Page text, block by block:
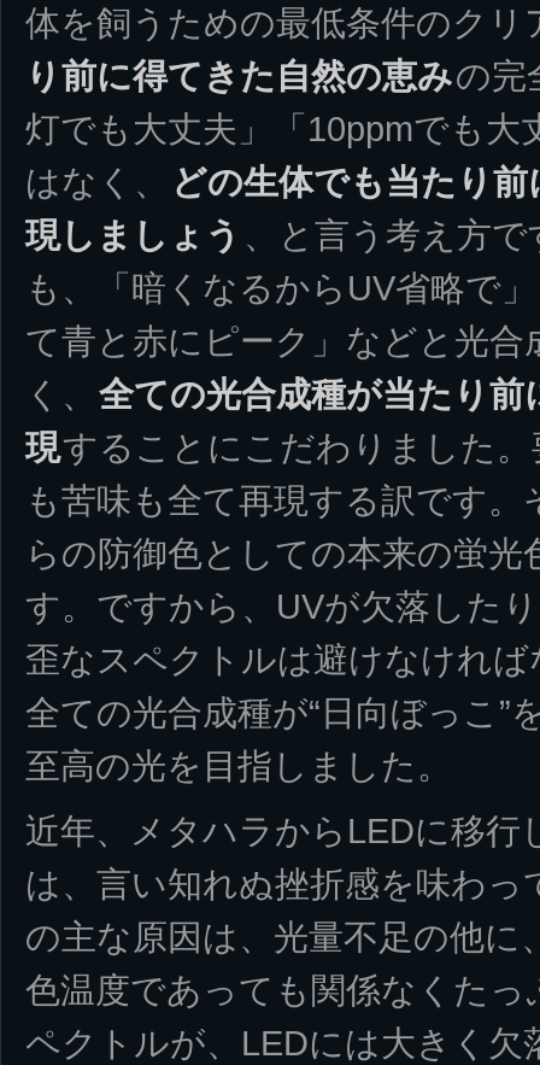
体を飼うための最低条件のクリ
り前に得てきた自然の恵みの完
灯でも大丈夫」「10ppmでも大
はなく、
どの生体でも当たり
現しましょう 、と言う考え方
も、「暗くなるからUV省略で
て青と赤にピーク」などと光
く、 全ての光合成種が当たり
現することにこだわりました
も苦味も全て再現する訳です
らの防御色としての本来の蛍
す。ですから、UVが欠落した
歪なスペクトルは避けなけれ
全ての光合成種が“日向ぼっこ”
至高の光を目指しました。
近年、メタハラからLEDに移
は、言い知れぬ挫折感を味わ
の主な原因は、光量不足の他
色温度であっても関係なくた
ペクトルが、LEDには大きく